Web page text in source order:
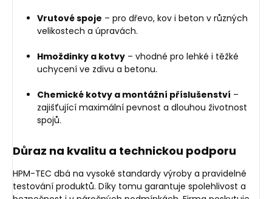
Vrutové spoje – pro dřevo, kov i beton v různých
velikostech a úpravách.
Hmoždinky a kotvy – vhodné pro lehké i těžké
uchycení ve zdivu a betonu.
Chemické kotvy a montážní příslušenství –
zajišťující maximální pevnost a dlouhou životnost
spojů.
Důraz na kvalitu a technickou podporu
HPM-TEC dbá na vysoké standardy výroby a pravidelné
testování produktů. Díky tomu garantuje spolehlivost a